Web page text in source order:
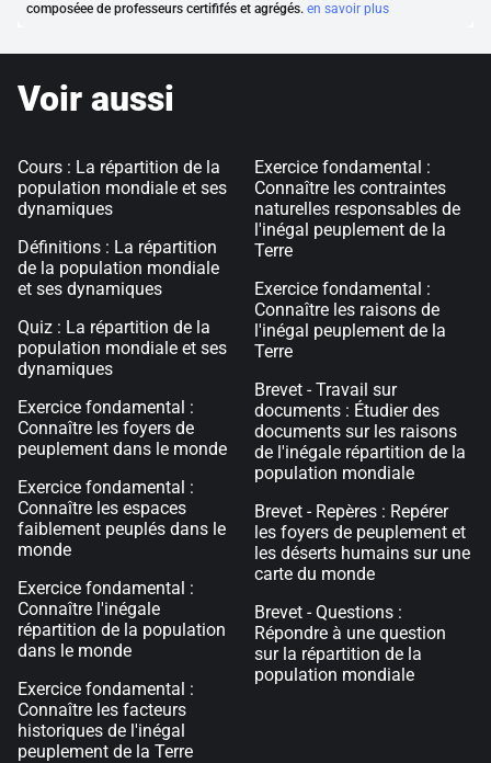
composéee de professeurs certififés et agrégés. en savoir plus
Voir aussi
Cours : La répartition de la
population mondiale et ses
dynamiques
Définitions : La répartition
de la population mondiale
et ses dynamiques
Quiz : La répartition de la
population mondiale et ses
dynamiques
Exercice fondamental :
Connaître les foyers de
peuplement dans le monde
Exercice fondamental :
Connaître les espaces
faiblement peuplés dans le
monde
Exercice fondamental :
Connaître l'inégale
répartition de la population
dans le monde
Exercice fondamental :
Connaître les facteurs
historiques de l'inégal
peuplement de la Terre
Exercice fondamental :
Connaître les contraintes
naturelles responsables de
l'inégal peuplement de la
Terre
Exercice fondamental :
Connaître les raisons de
l'inégal peuplement de la
Terre
Brevet - Travail sur
documents : Étudier des
documents sur les raisons
de l'inégale répartition de la
population mondiale
Brevet - Repères : Repérer
les foyers de peuplement et
les déserts humains sur une
carte du monde
Brevet - Questions :
Répondre à une question
sur la répartition de la
population mondiale